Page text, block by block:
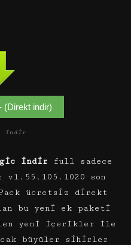
(Direkt indir)
indir
indir full sadece
v1.55.105.1020 son
Pack ücretsiz direkt
bu yeni ek paketi
yeni içerikler ile
büyüler sihirler